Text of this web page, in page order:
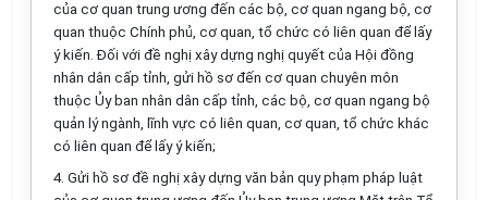
của cơ quan trung ương đến các bộ, cơ quan ngang bộ, cơ
quan thuộc Chính phủ, cơ quan, tổ chức có liên quan để lấy
ý kiến. Đối với đề nghị xây dựng nghị quyết của Hội đồng
nhân dân cấp tỉnh, gửi hồ sơ đến cơ quan chuyên môn
thuộc Ủy ban nhân dân cấp tỉnh, các bộ, cơ quan ngang bộ
quản lý ngành, lĩnh vực có liên quan, cơ quan, tổ chức khác
có liên quan để lấy ý kiến;
4. Gửi hồ sơ đề nghị xây dựng văn bản quy phạm pháp luật